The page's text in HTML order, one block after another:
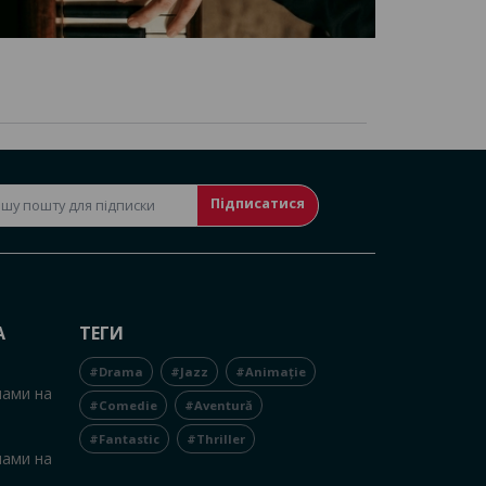
Підписатися
на
на
ТЕГИ
#Drama #Jazz #Animație
#Comedie #Aventură
#Fantastic #Thriller